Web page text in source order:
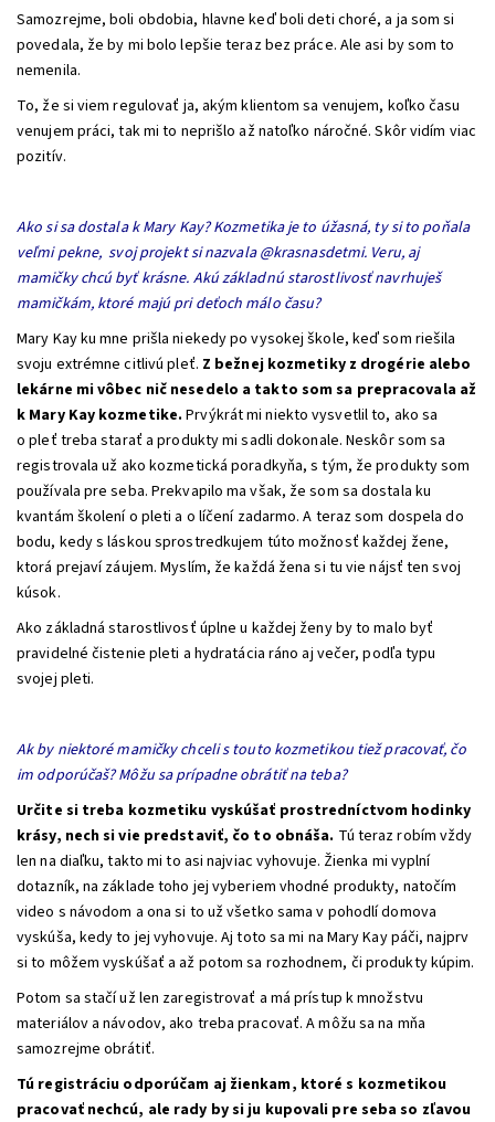
Samozrejme, boli obdobia, hlavne keď boli deti choré, a ja som si
povedala, že by mi bolo lepšie teraz bez práce. Ale asi by som to
nemenila.
To, že si viem regulovať ja, akým klientom sa venujem, koľko času
venujem práci, tak mi to neprišlo až natoľko náročné. Skôr vidím viac
pozitív.
Ako si sa dostala k Mary Kay? Kozmetika je to úžasná, ty si to poňala
veľmi pekne, svoj projekt si nazvala @krasnasdetmi. Veru, aj
mamičky chcú byť krásne. Akú základnú starostlivosť navrhuješ
mamičkám, ktoré majú pri deťoch málo času?
Mary Kay ku mne prišla niekedy po vysokej škole, keď som riešila
svoju extrémne citlivú pleť. Z bežnej kozmetiky z drogérie alebo
lekárne mi vôbec nič nesedelo a takto som sa prepracovala až
k Mary Kay kozmetike. Prvýkrát mi niekto vysvetlil to, ako sa
o pleť treba starať a produkty mi sadli dokonale. Neskôr som sa
registrovala už ako kozmetická poradkyňa, s tým, že produkty som
používala pre seba. Prekvapilo ma však, že som sa dostala ku
kvantám školení o pleti a o líčení zadarmo. A teraz som dospela do
bodu, kedy s láskou sprostredkujem túto možnosť každej žene,
ktorá prejaví záujem. Myslím, že každá žena si tu vie nájsť ten svoj
kúsok.
Ako základná starostlivosť úplne u každej ženy by to malo byť
pravidelné čistenie pleti a hydratácia ráno aj večer, podľa typu
svojej pleti.
Ak by niektoré mamičky chceli s touto kozmetikou tiež pracovať, čo
im odporúčaš? Môžu sa prípadne obrátiť na teba?
Určite si treba kozmetiku vyskúšať prostredníctvom hodinky
krásy, nech si vie predstaviť, čo to obnáša. Tú teraz robím vždy
len na diaľku, takto mi to asi najviac vyhovuje. Žienka mi vyplní
dotazník, na základe toho jej vyberiem vhodné produkty, natočím
video s návodom a ona si to už všetko sama v pohodlí domova
vyskúša, kedy to jej vyhovuje. Aj toto sa mi na Mary Kay páči, najprv
si to môžem vyskúšať a až potom sa rozhodnem, či produkty kúpim.
Potom sa stačí už len zaregistrovať a má prístup k množstvu
materiálov a návodov, ako treba pracovať. A môžu sa na mňa
samozrejme obrátiť.
Tú registráciu odporúčam aj žienkam, ktoré s kozmetikou
pracovať nechcú, ale rady by si ju kupovali pre seba so zľavou